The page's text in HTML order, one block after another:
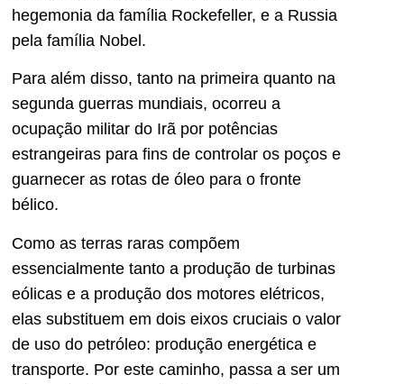
hegemonia da família Rockefeller, e a Russia
pela família Nobel.
Para além disso, tanto na primeira quanto na
segunda guerras mundiais, ocorreu a
ocupação militar do Irã por potências
estrangeiras para fins de controlar os poços e
guarnecer as rotas de óleo para o fronte
bélico.
Como as terras raras compõem
essencialmente tanto a produção de turbinas
eólicas e a produção dos motores elétricos,
elas substituem em dois eixos cruciais o valor
de uso do petróleo: produção energética e
transporte. Por este caminho, passa a ser um